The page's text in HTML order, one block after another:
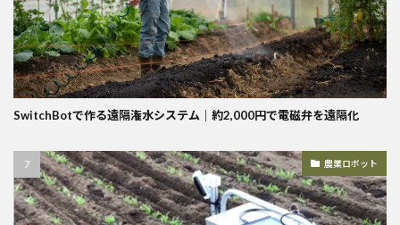
SwitchBotで作る遠隔潅水システム｜約2,000円で電磁弁を遠隔化
農業ロボット